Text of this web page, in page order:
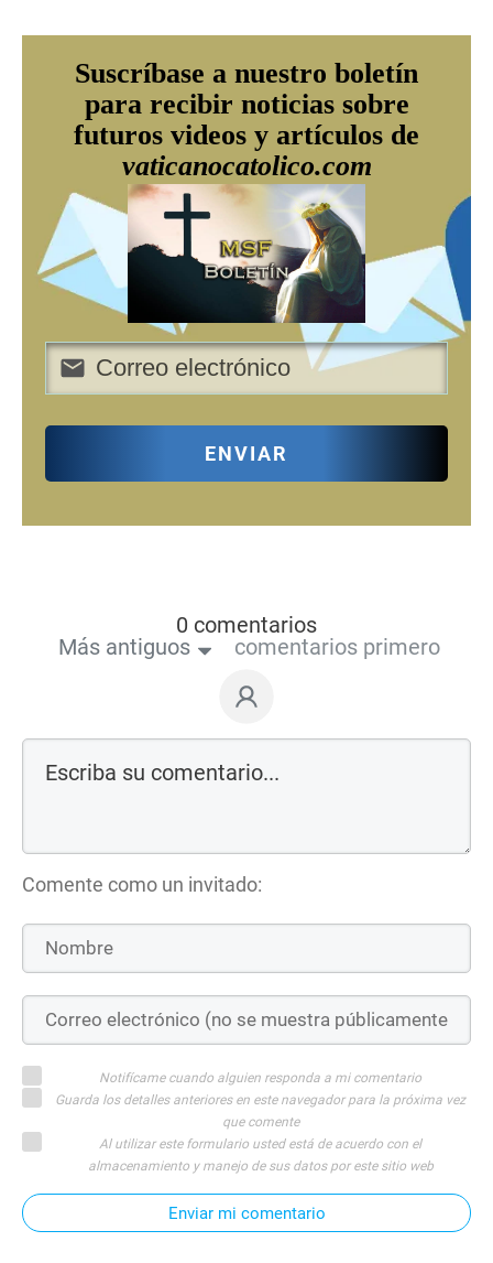
Suscríbase a nuestro boletín
para recibir noticias sobre
futuros videos y artículos de
vaticanocatolico.com
ENVIAR
0 comentarios
Más antiguos
comentarios primero
Comente como un invitado:
Notifícame cuando alguien responda a mi comentario
Guarda los detalles anteriores en este navegador para la próxima vez
que comente
Al utilizar este formulario usted está de acuerdo con el
almacenamiento y manejo de sus datos por este sitio web
Enviar mi comentario